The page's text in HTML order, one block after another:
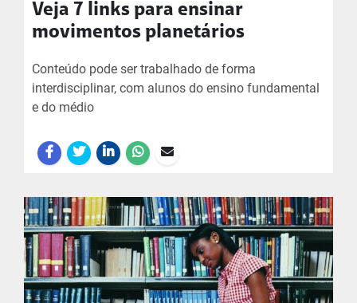
Veja 7 links para ensinar
movimentos planetários
Conteúdo pode ser trabalhado de forma
interdisciplinar, com alunos do ensino fundamental
e do médio